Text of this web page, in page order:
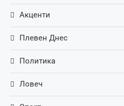
Акценти
Плевен Днес
Политика
Ловеч